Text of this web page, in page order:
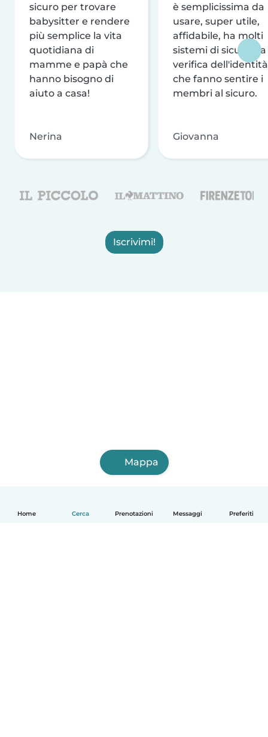
Home Cerca Prenotazioni Messaggi Preferiti
sicuro per trovare
babysitter e rendere
più semplice la vita
quotidiana di
mamme e papà che
hanno bisogno di
aiuto a casa!
Nerina
è semplicissima da
usare, super utile,
affidabile, ha molti
sistemi di sicurezza
verifica dell'identità
che fanno sentire i
membri al sicuro.
Giovanna
Iscrivimi!
Mappa